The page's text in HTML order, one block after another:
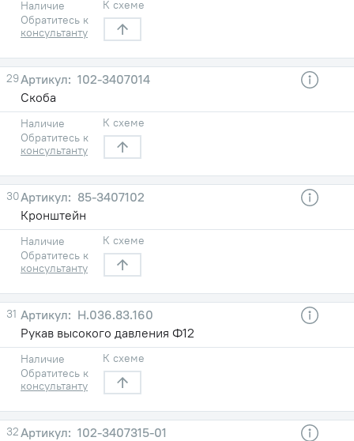
Наличие
Обратитесь к
консультанту
К схеме
29
102-3407014
Скоба
Наличие
Обратитесь к
консультанту
К схеме
30
85-3407102
Кронштейн
Наличие
Обратитесь к
консультанту
К схеме
31
Н.036.83.160
Рукав высокого давления Ф12
Наличие
Обратитесь к
консультанту
К схеме
32
102-3407315-01